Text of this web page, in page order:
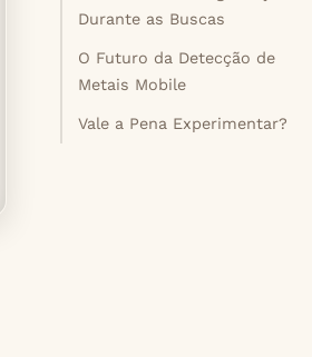
Durante as Buscas
O Futuro da Detecção de
Metais Mobile
Vale a Pena Experimentar?